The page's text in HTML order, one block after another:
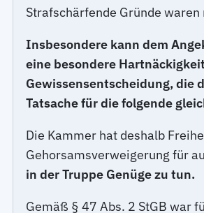
Strafschärfende Gründe
Insbesondere kann dem
eine besondere
Gewissensentscheidung, die
Tatsache für die folgende
Die Kammer hat deshalb
Gehorsamsverweigerung für
in der Truppe Genüge zu tun.
Gemäß § 47 Abs. 2 StGB war